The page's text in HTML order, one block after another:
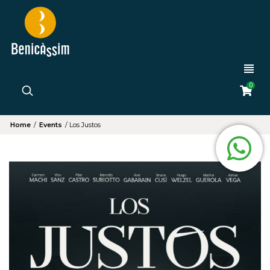
0
Home / Events / Los Justos